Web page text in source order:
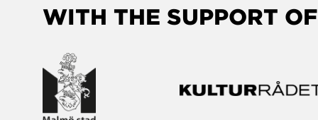
WITH THE SUPPORT OF